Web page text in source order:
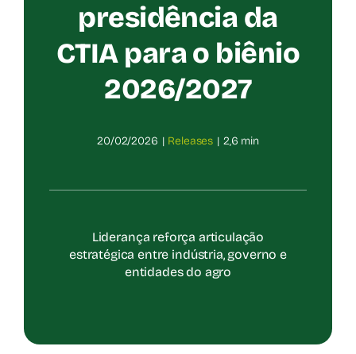
presidência da
CTIA para o biênio
2026/2027
20/02/2026 | Releases | 2,6 min
Liderança reforça articulação
estratégica entre indústria, governo e
entidades do agro